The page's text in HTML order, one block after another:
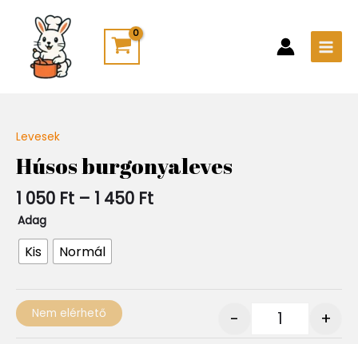
content
Levesek
Húsos burgonyaleves
1 050 Ft – 1 450 Ft
050 Ft
-
1
Adag
Kis Normál
- +
Nem elérhető